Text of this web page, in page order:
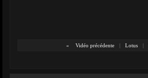
« Vidéo précédente | Lotus |